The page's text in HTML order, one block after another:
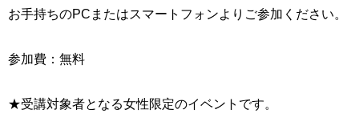
お手持ちのPCまたはスマートフォンよりご参加ください。
参加費：無料
★受講対象者となる女性限定のイベントです。